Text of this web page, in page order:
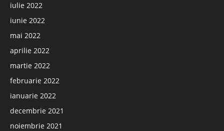
iulie 2022
iunie 2022
mai 2022
aprilie 2022
martie 2022
februarie 2022
ianuarie 2022
decembrie 2021
noiembrie 2021